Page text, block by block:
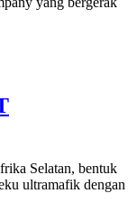
Selatan, bentuk
ultramafik dengan